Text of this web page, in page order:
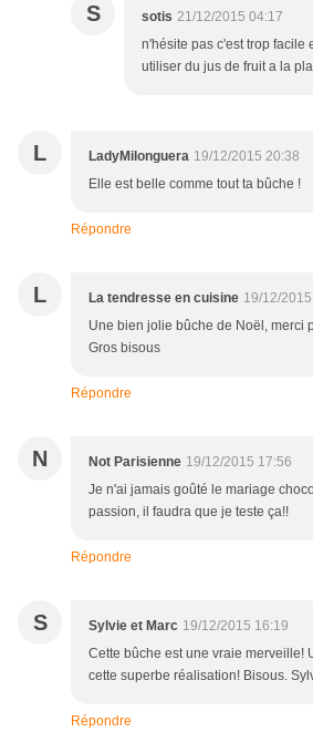
S sotis 21/12/2015 04:17
n'hésite pas c'est trop facile
utiliser du jus de fruit a la
L LadyMilonguera 19/12/2015 20:38
Elle est belle comme tout ta bûche !
Répondre
L La tendresse en cuisine 19/12/
Une bien jolie bûche de Noël, merci
Gros bisous
Répondre
N Not Parisienne 19/12/2015 17:56
Je n'ai jamais goûté le mariage
passion, il faudra que je teste ça!!
Répondre
S Sylvie et Marc 19/12/2015 16:19
Cette bûche est une vraie merveille!
cette superbe réalisation! Bisous.
Répondre